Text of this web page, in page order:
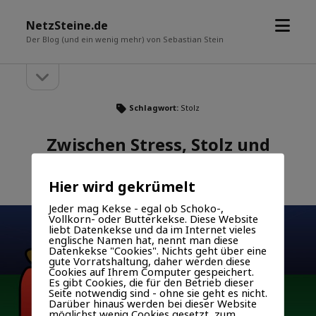
NetzSteine.de
Der Blog (und ein wenig mehr) von Sebastian Stein
Menü
Seitenleiste
öffnen
Schlagwort: Stolz
Zwischen Stress, Stolz und
VERÖFFENTLICHT AM 4. DEZEMBER 2019 VON SEBASTIAN
Hier wird gekrümelt
Jeder mag Kekse - egal ob Schoko-,
Vollkorn- oder Butterkekse. Diese Website
liebt Datenkekse und da im Internet vieles
englische Namen hat, nennt man diese
Datenkekse "Cookies". Nichts geht über eine
gute Vorratshaltung, daher werden diese
Cookies auf Ihrem Computer gespeichert.
Es gibt Cookies, die für den Betrieb dieser
Seite notwendig sind - ohne sie geht es nicht.
Darüber hinaus werden bei dieser Website
möglichst wenig Cookies gesetzt, zum